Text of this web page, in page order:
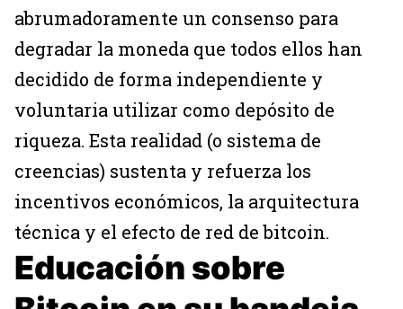
abrumadoramente un consenso para
degradar la moneda que todos ellos han
decidido de forma independiente y
voluntaria utilizar como depósito de
riqueza. Esta realidad (o sistema de
creencias) sustenta y refuerza los
incentivos económicos, la arquitectura
técnica y el efecto de red de bitcoin.
Educación sobre